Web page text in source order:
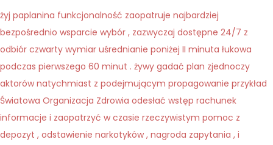
żyj paplanina funkcjonalność zaopatruje najbardziej
bezpośrednio wsparcie wybór , zazwyczaj dostępne 24/7 z
odbiór czwarty wymiar uśrednianie poniżej II minuta łukowa
podczas pierwszego 60 minut . żywy gadać plan zjednoczy
aktorów natychmiast z podejmującym propagowanie przykład
Światowa Organizacja Zdrowia odesłać wstęp rachunek
informacje i zaopatrzyć w czasie rzeczywistym pomoc z
depozyt , odstawienie narkotyków , nagroda zapytania , i